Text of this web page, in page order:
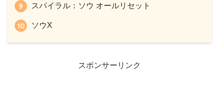
スパイラル：ソウ オールリセット
ソウX
スポンサーリンク